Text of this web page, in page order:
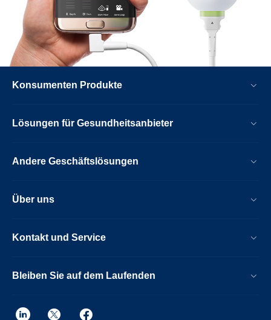
Konsumenten Produkte
Lösungen für Gesundheitsanbieter
Andere Geschäftslösungen
Über uns
Kontakt und Service
Bleiben Sie auf dem Laufenden